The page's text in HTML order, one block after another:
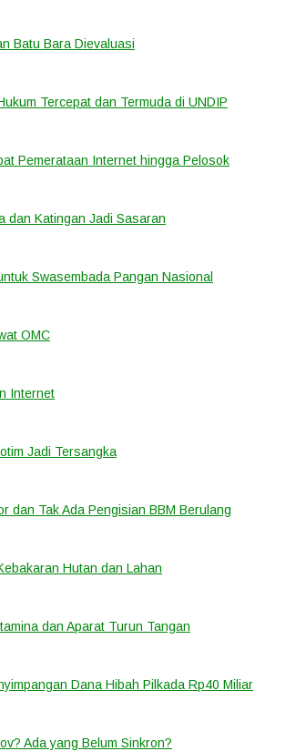
Batu Bara Dievaluasi
Tercepat dan Termuda di UNDIP
Pemerataan Internet hingga Pelosok
dan Katingan Jadi Sasaran
Swasembada Pangan Nasional
OMC
Internet
Jadi Tersangka
dan Tak Ada Pengisian BBM Berulang
Hutan dan Lahan
dan Aparat Turun Tangan
Dana Hibah Pilkada Rp40 Miliar
Ada yang Belum Sinkron?